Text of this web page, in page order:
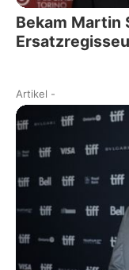
Bekam Martin
Artikel -